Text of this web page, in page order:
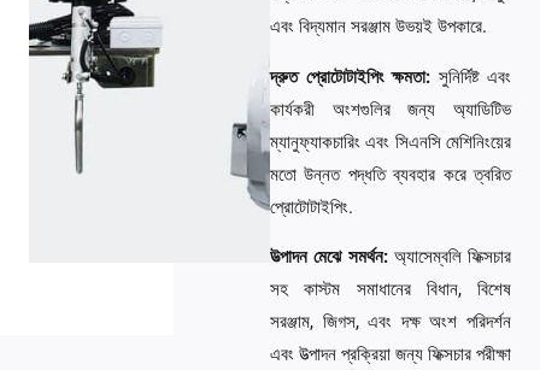
এবং বিদ্যমান সরঞ্জাম উভয়ই উপকারে.
দ্রুত প্রোটোটাইপিং ক্ষমতা: সুনির্দিষ্ট এবং
কার্যকরী অংশগুলির জন্য অ্যাডিটিভ
ম্যানুফ্যাকচারিং এবং সিএনসি মেশিনিংয়ের
মতো উন্নত পদ্ধতি ব্যবহার করে ত্বরিত
প্রোটোটাইপিং.
উত্পাদন মেঝে সমর্থন:অ্যাসেম্বলি ফিক্সচার
সহ কাস্টম সমাধানের বিধান, বিশেষ
সরঞ্জাম, জিগস, এবং দক্ষ অংশ পরিদর্শন
এবং উত্পাদন প্রক্রিয়া জন্য ফিক্সচার পরীক্ষা